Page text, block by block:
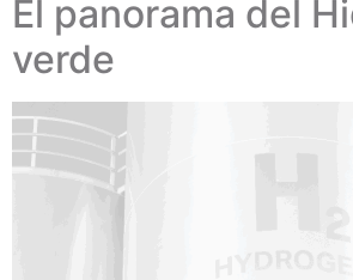
El panorama del
verde